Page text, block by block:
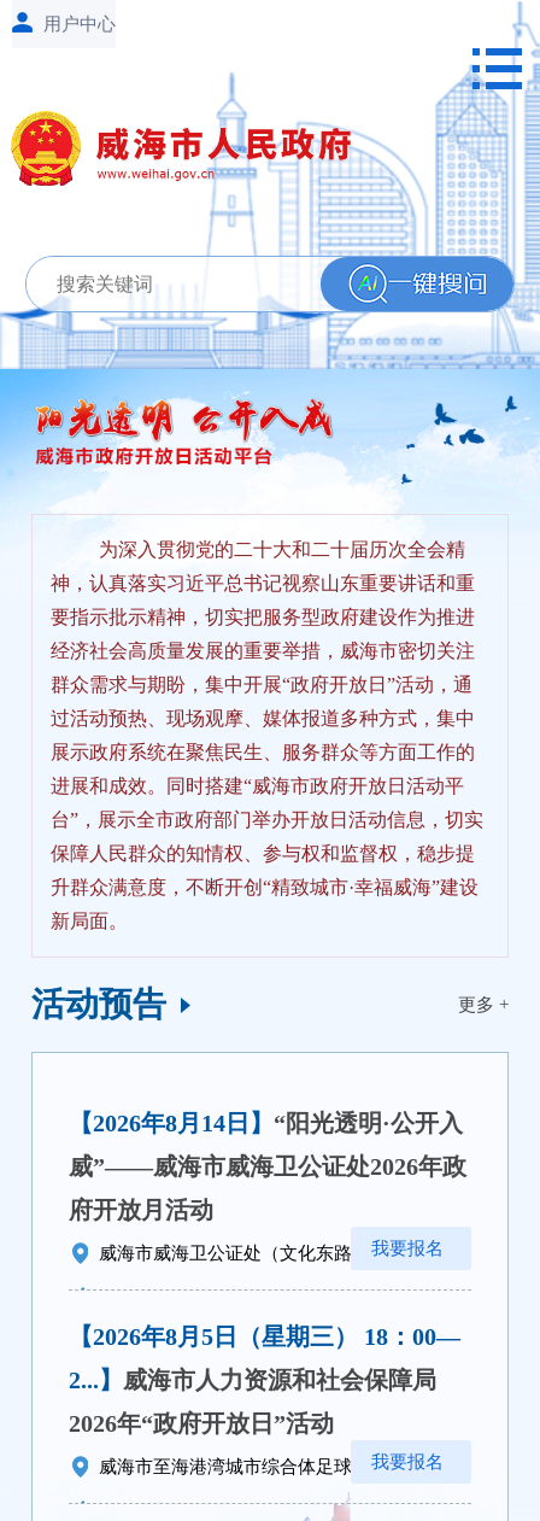
为深入贯彻党的二十大和二十届历次全会精
神，认真落实习近平总书记视察山东重要讲话和重
要指示批示精神，切实把服务型政府建设作为推进
经济社会高质量发展的重要举措，威海市密切关注
群众需求与期盼，集中开展“政府开放日”活动，通
过活动预热、现场观摩、媒体报道多种方式，集中
展示政府系统在聚焦民生、服务群众等方面工作的
进展和成效。同时搭建“威海市政府开放日活动平
台”，展示全市政府部门举办开放日活动信息，切实
保障人民群众的知情权、参与权和监督权，稳步提
升群众满意度，不断开创“精致城市·幸福威海”建设
新局面。
活动预告 更多 +
【2026年8月18日上午9:00】威海市住
房公积金管理中心2026年政府开放日
活动预告
住房公积金缴存企业 0631-5218885
我要报名
【2026年8月19日（星期三）上午9:00
—...】“阳光透明·公开入威”——威海
市海洋发展局2026年政府开放月活动
威海市海洋与渔业监测减灾中心（威海市高
0631-5663228
我要报名
【2026年8月20日8:45】
批服务局2026年政府开放日暨法财税
宣讲活动
【2026年8月14日】 “阳光透明·公开入
威”——威海市威海卫公证处2026年政
府开放月活动
威海市威海卫公证处（文化东路13-103号）...
0631-5284769
“阳光透明·公开入威”——威海市威
海卫公证处2026年政府开放月活动
我要报名
【2026年8月5日（星期三） 18：00—
2...】 威海市人力资源和社会保障局
2026年“政府开放日”活动
威海市至海港湾城市综合体足球场
0631-5235693
我要报名